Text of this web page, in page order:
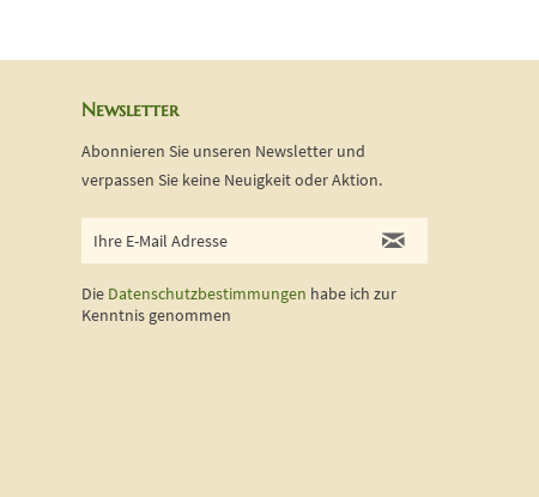
Newsletter
Abonnieren Sie unseren Newsletter und
verpassen Sie keine Neuigkeit oder Aktion.
Die Datenschutzbestimmungen habe ich zur
Kenntnis genommen